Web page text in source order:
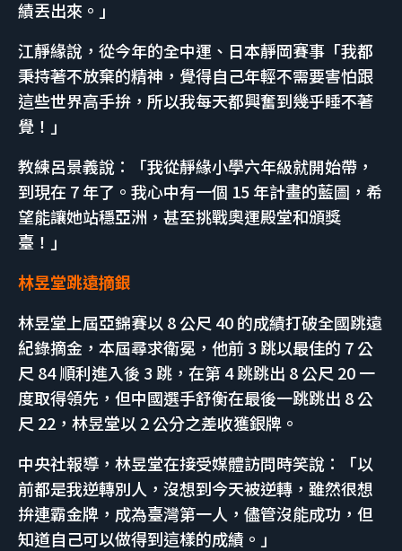
績丟出來。」
江靜緣說，從今年的全中運、日本靜岡賽事「我都
秉持著不放棄的精神，覺得自己年輕不需要害怕跟
這些世界高手拚，所以我每天都興奮到幾乎睡不著
覺！」
教練呂景義說：「我從靜緣小學六年級就開始帶，
到現在 7 年了。我心中有一個 15 年計畫的藍圖，希
望能讓她站穩亞洲，甚至挑戰奧運殿堂和頒獎
臺！」
林昱堂跳遠摘銀
林昱堂上屆亞錦賽以 8 公尺 40 的成績打破全國跳遠
紀錄摘金，本屆尋求衛冕，他前 3 跳以最佳的 7 公
尺 84 順利進入後 3 跳，在第 4 跳跳出 8 公尺 20 一
度取得領先，但中國選手舒衡在最後一跳跳出 8 公
尺 22，林昱堂以 2 公分之差收獲銀牌。
中央社報導，林昱堂在接受媒體訪問時笑說：「以
前都是我逆轉別人，沒想到今天被逆轉，雖然很想
拚連霸金牌，成為臺灣第一人，儘管沒能成功，但
知道自己可以做得到這樣的成績。」